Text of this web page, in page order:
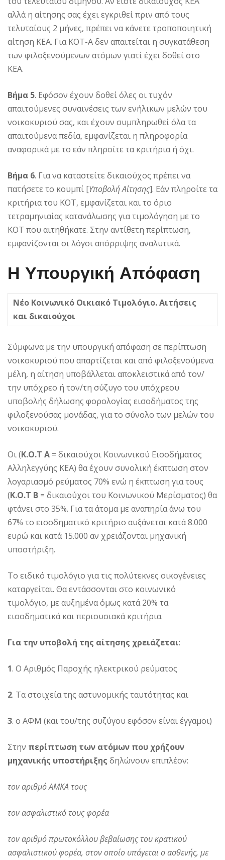
αλλά η αίτησης σας έχει εγκριθεί πριν από τους
τελυταίους 2 μήνες, πρέπει να κάνετε τροποποιητική
αίτηση ΚΕΑ. Για ΚΟΤ-Α δεν απαιτείται η συγκατάθεση
των φιλοξενούμενων ατόμων γιατί έχει δοθεί στο
ΚΕΑ.
Βήμα 5. Εφόσον έχουν δοθεί όλες οι τυχόν
απαιτούμενες συναινέσεις των ενήλικων μελών του
νοικοκυριού σας, και έχουν συμπληρωθεί όλα τα
απαιτούμενα πεδία, εμφανίζεται η πληροφορία
αναφορικά με το εάν πληροίτε τα κριτήρια ή όχι.
Βήμα 6. Για να καταστείτε δικαιούχος πρέπει να
πατήσετε το κουμπί [Υποβολή Αίτησης]. Εάν πληροίτε τα
κριτήρια του ΚΟΤ, εμφανίζεται και το όριο
τετραμηνιαίας κατανάλωσης για τιμολόγηση με το
ΚΟΤ που αιτηθήκατε. Στην αντίθετη περίπτωση,
εμφανίζονται οι λόγοι απόρριψης αναλυτικά.
Η Υπουργική Απόφαση
Νέο Κοινωνικό Οικιακό Τιμολόγιο. Αιτήσεις
και δικαιούχοι
Σύμφωνα με την υπουργική απόφαση σε περίπτωση
νοικοκυριού που απαρτίζεται και από φιλοξενούμενα
μέλη, η αίτηση υποβάλλεται αποκλειστικά από τον/
την υπόχρεο ή τον/τη σύζυγο του υπόχρεου
υποβολής δήλωσης φορολογίας εισοδήματος της
φιλοξενούσας μονάδας, για το σύνολο των μελών του
νοικοκυριού.
Οι (Κ.Ο.Τ Α = δικαιούχοι Κοινωνικού Εισοδήματος
Αλληλεγγύης ΚΕΑ) θα έχουν συνολική έκπτωση στον
λογαριασμό ρεύματος 70% ενώ η έκπτωση για τους
(Κ.Ο.Τ Β = δικαιούχοι του Κοινωνικού Μερίσματος) θα
φτάνει στο 35%. Για τα άτομα με αναπηρία άνω του
67% το εισοδηματικό κριτήριο αυξάνεται κατά 8.000
ευρώ και κατά 15.000 αν χρειάζονται μηχανική
υποστήριξη.
Το ειδικό τιμολόγιο για τις πολύτεκνες οικογένειες
καταργείται. Θα εντάσσονται στο κοινωνικό
τιμολόγιο, με αυξημένα όμως κατά 20% τα
εισοδηματικά και περιουσιακά κριτήρια.
Για την υποβολή της αίτησης χρειάζεται:
1. Ο Αριθμός Παροχής ηλεκτρικού ρεύματος
2. Τα στοιχεία της αστυνομικής ταυτότητας και
3. ο ΑΦΜ (και του/της συζύγου εφόσον είναι έγγαμοι)
Στην περίπτωση των ατόμων που χρήζουν
μηχανικής υποστήριξης δηλώνουν επιπλέον:
τον αριθμό ΑΜΚΑ τους
τον ασφαλιστικό τους φορέα
τον αριθμό πρωτοκόλλου βεβαίωσης του κρατικού
ασφαλιστικού φορέα, στον οποίο υπάγεται ο ασθενής, με